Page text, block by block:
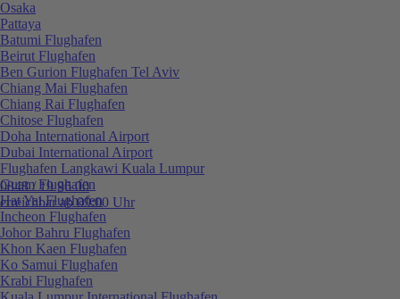
0848 / 19 96 00
erreichbar ab 09:00 Uhr
Osaka
Pattaya
Batumi Flughafen
Beirut Flughafen
Ben Gurion Flughafen Tel Aviv
Chiang Mai Flughafen
Chiang Rai Flughafen
Chitose Flughafen
Doha International Airport
Dubai International Airport
Flughafen Langkawi Kuala Lumpur
Guam Flughafen
Hat Yai Flughafen
Incheon Flughafen
Johor Bahru Flughafen
Khon Kaen Flughafen
Ko Samui Flughafen
Krabi Flughafen